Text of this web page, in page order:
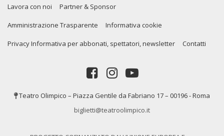
Lavora con noi Partner & Sponsor
Amministrazione Trasparente Informativa cookie
Privacy Informativa per abbonati, spettatori, newsletter Contatti
Teatro Olimpico – Piazza Gentile da Fabriano 17 – 00196 - Roma
biglietti@teatroolimpico.it